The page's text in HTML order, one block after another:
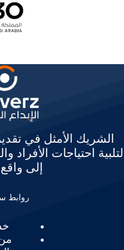
الشريك الأمثل في
لتلبية احتياجات الأفراد
إلى
روابط